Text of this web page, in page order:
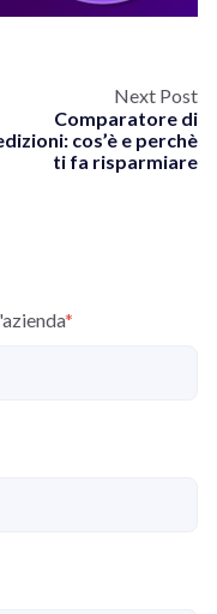
Next Post
Comparatore di
cos’è e perchè
ti fa risparmiare
*